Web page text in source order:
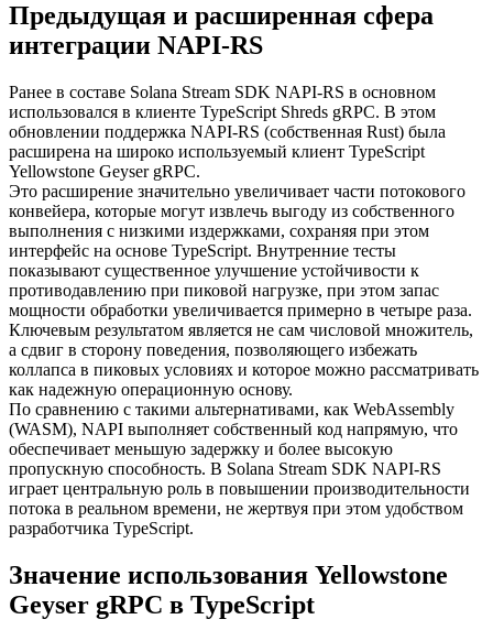
Предыдущая и расширенная сфера
интеграции NAPI-RS
Ранее в составе Solana Stream SDK NAPI-RS в основном
использовался в клиенте TypeScript Shreds gRPC. В этом
обновлении поддержка NAPI-RS (собственная Rust) была
расширена на широко используемый клиент TypeScript
Yellowstone Geyser gRPC.
Это расширение значительно увеличивает части потокового
конвейера, которые могут извлечь выгоду из собственного
выполнения с низкими издержками, сохраняя при этом
интерфейс на основе TypeScript. Внутренние тесты
показывают существенное улучшение устойчивости к
противодавлению при пиковой нагрузке, при этом запас
мощности обработки увеличивается примерно в четыре раза.
Ключевым результатом является не сам числовой множитель,
а сдвиг в сторону поведения, позволяющего избежать
коллапса в пиковых условиях и которое можно рассматривать
как надежную операционную основу.
По сравнению с такими альтернативами, как WebAssembly
(WASM), NAPI выполняет собственный код напрямую, что
обеспечивает меньшую задержку и более высокую
пропускную способность. В Solana Stream SDK NAPI-RS
играет центральную роль в повышении производительности
потока в реальном времени, не жертвуя при этом удобством
разработчика TypeScript.
Значение использования Yellowstone
Geyser gRPC в TypeScript